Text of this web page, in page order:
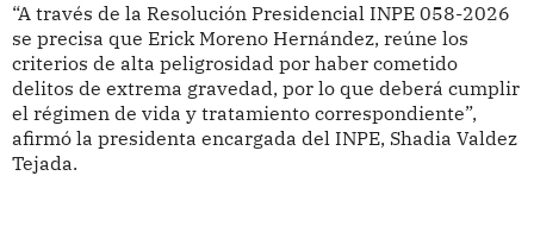
“A través de la Resolución Presidencial INPE 058-2026
se precisa que Erick Moreno Hernández, reúne los
criterios de alta peligrosidad por haber cometido
delitos de extrema gravedad, por lo que deberá cumplir
el régimen de vida y tratamiento correspondiente”,
afirmó la presidenta encargada del INPE, Shadia Valdez
Tejada.